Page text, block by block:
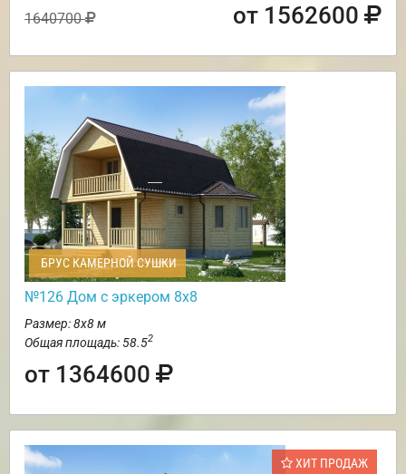
1640700 от 1562600
БРУС КАМЕРНОЙ СУШКИ
№126 Дом с эркером 8х8
Размер: 8х8 м
Общая площадь: 58.52
от 1364600
ХИТ ПРОДАЖ